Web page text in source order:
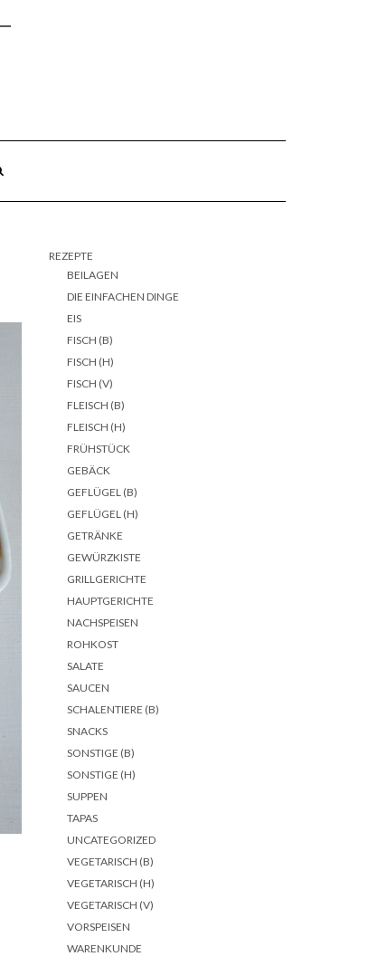
REZEPTE
BEILAGEN
DIE EINFACHEN DINGE
EIS
FISCH (B)
FISCH (H)
FISCH (V)
FLEISCH (B)
FLEISCH (H)
FRÜHSTÜCK
GEBÄCK
GEFLÜGEL (B)
GEFLÜGEL (H)
GETRÄNKE
GEWÜRZKISTE
GRILLGERICHTE
HAUPTGERICHTE
NACHSPEISEN
ROHKOST
SALATE
SAUCEN
SCHALENTIERE (B)
SNACKS
SONSTIGE (B)
SONSTIGE (H)
SUPPEN
TAPAS
UNCATEGORIZED
VEGETARISCH (B)
VEGETARISCH (H)
VEGETARISCH (V)
VORSPEISEN
WARENKUNDE